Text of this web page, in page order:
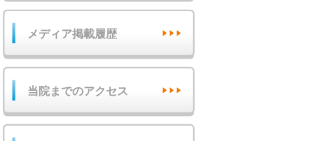
メディア掲載履歴
当院までのアクセス